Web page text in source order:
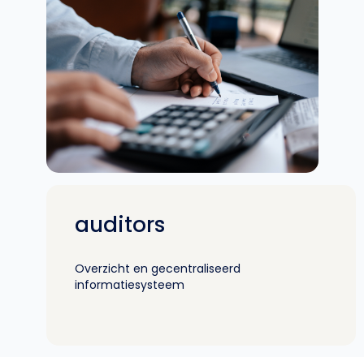
auditors
Overzicht en gecentraliseerd
informatiesysteem